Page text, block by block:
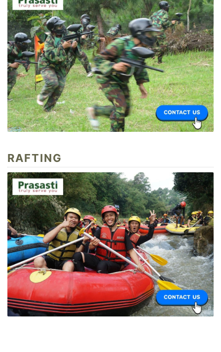
RAFTING